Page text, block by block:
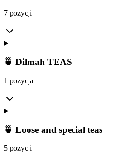
7 pozycji
🍵 Dilmah TEAS
1 pozycja
🍵 Loose and special teas
5 pozycji